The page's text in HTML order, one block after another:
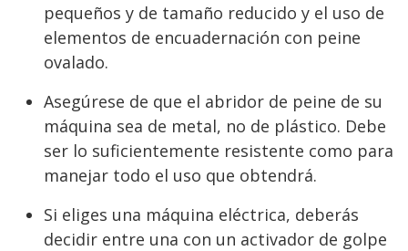
pequeños y de tamaño reducido y el uso de
elementos de encuadernación con peine
ovalado.
Asegúrese de que el abridor de peine de su
máquina sea de metal, no de plástico. Debe
ser lo suficientemente resistente como para
manejar todo el uso que obtendrá.
Si eliges una máquina eléctrica, deberás
decidir entre una con un activador de golpe